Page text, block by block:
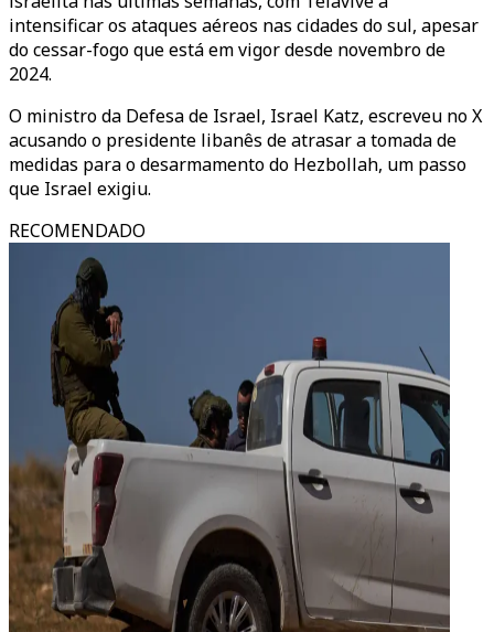
intensificar os ataques aéreos nas cidades do sul, apesar
do cessar-fogo que está em vigor desde novembro de
2024.
O ministro da Defesa de Israel, Israel Katz, escreveu no X
acusando o presidente libanês de atrasar a tomada de
medidas para o desarmamento do Hezbollah, um passo
que Israel exigiu.
RECOMENDADO